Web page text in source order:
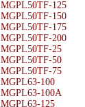
MGPL50TF-125
MGPL50TF-150
MGPL50TF-175
MGPL50TF-200
MGPL50TF-25
MGPL50TF-50
MGPL50TF-75
MGPL63-100
MGPL63-100A
MGPL63-125